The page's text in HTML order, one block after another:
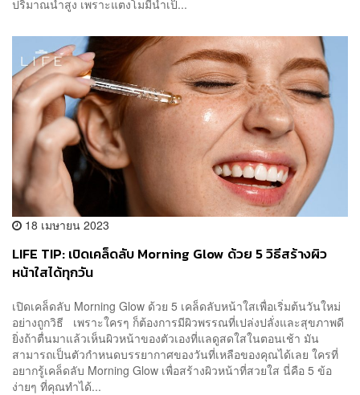
ปริมาณน้ำสูง เพราะแตงโมมีน้ำเป็...
18 เมษายน 2023
LIFE TIP: เปิดเคล็ดลับ Morning Glow ด้วย 5 วิธีสร้างผิว
หน้าใสได้ทุกวัน
เปิดเคล็ดลับ Morning Glow ด้วย 5 เคล็ดลับหน้าใสเพื่อเริ่มต้นวันใหม่
อย่างถูกวิธี เพราะใครๆ ก็ต้องการมีผิวพรรณที่เปล่งปลั่งและสุขภาพดี
ยิ่งถ้าตื่นมาแล้วเห็นผิวหน้าของตัวเองที่แลดูสดใสในตอนเช้า มัน
สามารถเป็นตัวกำหนดบรรยากาศของวันที่เหลือของคุณได้เลย ใครที่
อยากรู้เคล็ดลับ Morning Glow เพื่อสร้างผิวหน้าที่สวยใส นี่คือ 5 ข้อ
ง่ายๆ ที่คุณทำได้...